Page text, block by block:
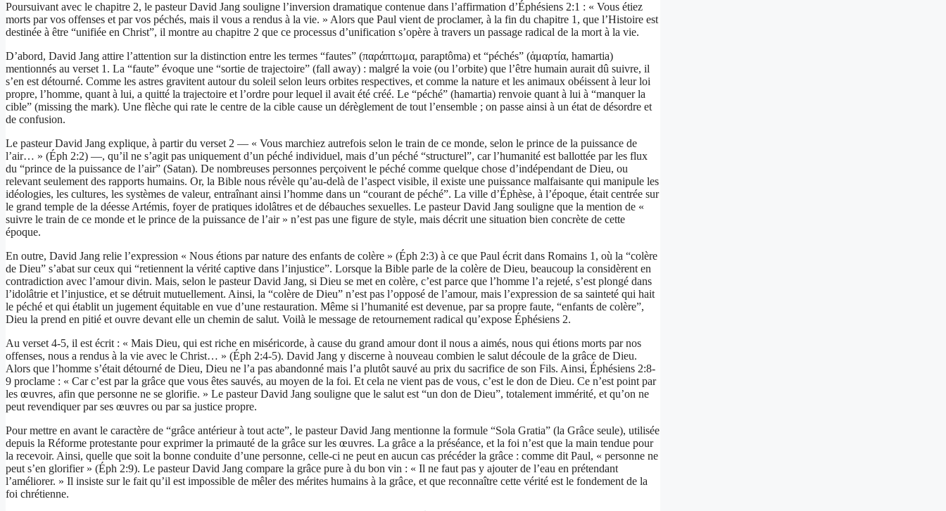
Poursuivant avec le chapitre 2, le pasteur David Jang souligne l’inversion dramatique contenue dans l’affirmation d’Éphésiens 2:1 : « Vous étiez
morts par vos offenses et par vos péchés, mais il vous a rendus à la vie. » Alors que Paul vient de proclamer, à la fin du chapitre 1, que l’Histoire est
destinée à être “unifiée en Christ”, il montre au chapitre 2 que ce processus d’unification s’opère à travers un passage radical de la mort à la vie.
D’abord, David Jang attire l’attention sur la distinction entre les termes “fautes” (παράπτωμα, paraptôma) et “péchés” (ἁμαρτία, hamartia)
mentionnés au verset 1. La “faute” évoque une “sortie de trajectoire” (fall away) : malgré la voie (ou l’orbite) que l’être humain aurait dû suivre, il
s’en est détourné. Comme les astres gravitent autour du soleil selon leurs orbites respectives, et comme la nature et les animaux obéissent à leur loi
propre, l’homme, quant à lui, a quitté la trajectoire et l’ordre pour lequel il avait été créé. Le “péché” (hamartia) renvoie quant à lui à “manquer la
cible” (missing the mark). Une flèche qui rate le centre de la cible cause un dérèglement de tout l’ensemble ; on passe ainsi à un état de désordre et
de confusion.
Le pasteur David Jang explique, à partir du verset 2 — « Vous marchiez autrefois selon le train de ce monde, selon le prince de la puissance de
l’air… » (Éph 2:2) —, qu’il ne s’agit pas uniquement d’un péché individuel, mais d’un péché “structurel”, car l’humanité est ballottée par les flux
du “prince de la puissance de l’air” (Satan). De nombreuses personnes perçoivent le péché comme quelque chose d’indépendant de Dieu, ou
relevant seulement des rapports humains. Or, la Bible nous révèle qu’au-delà de l’aspect visible, il existe une puissance malfaisante qui manipule les
idéologies, les cultures, les systèmes de valeur, entraînant ainsi l’homme dans un “courant de péché”. La ville d’Éphèse, à l’époque, était centrée sur
le grand temple de la déesse Artémis, foyer de pratiques idolâtres et de débauches sexuelles. Le pasteur David Jang souligne que la mention de «
suivre le train de ce monde et le prince de la puissance de l’air » n’est pas une figure de style, mais décrit une situation bien concrète de cette
époque.
En outre, David Jang relie l’expression « Nous étions par nature des enfants de colère » (Éph 2:3) à ce que Paul écrit dans Romains 1, où la “colère
de Dieu” s’abat sur ceux qui “retiennent la vérité captive dans l’injustice”. Lorsque la Bible parle de la colère de Dieu, beaucoup la considèrent en
contradiction avec l’amour divin. Mais, selon le pasteur David Jang, si Dieu se met en colère, c’est parce que l’homme l’a rejeté, s’est plongé dans
l’idolâtrie et l’injustice, et se détruit mutuellement. Ainsi, la “colère de Dieu” n’est pas l’opposé de l’amour, mais l’expression de sa sainteté qui hait
le péché et qui établit un jugement équitable en vue d’une restauration. Même si l’humanité est devenue, par sa propre faute, “enfants de colère”,
Dieu la prend en pitié et ouvre devant elle un chemin de salut. Voilà le message de retournement radical qu’expose Éphésiens 2.
Au verset 4-5, il est écrit : « Mais Dieu, qui est riche en miséricorde, à cause du grand amour dont il nous a aimés, nous qui étions morts par nos
offenses, nous a rendus à la vie avec le Christ… » (Éph 2:4-5). David Jang y discerne à nouveau combien le salut découle de la grâce de Dieu.
Alors que l’homme s’était détourné de Dieu, Dieu ne l’a pas abandonné mais l’a plutôt sauvé au prix du sacrifice de son Fils. Ainsi, Éphésiens 2:8-
9 proclame : « Car c’est par la grâce que vous êtes sauvés, au moyen de la foi. Et cela ne vient pas de vous, c’est le don de Dieu. Ce n’est point par
les œuvres, afin que personne ne se glorifie. » Le pasteur David Jang souligne que le salut est “un don de Dieu”, totalement immérité, et qu’on ne
peut revendiquer par ses œuvres ou par sa justice propre.
Pour mettre en avant le caractère de “grâce antérieur à tout acte”, le pasteur David Jang mentionne la formule “Sola Gratia” (la Grâce seule), utilisée
depuis la Réforme protestante pour exprimer la primauté de la grâce sur les œuvres. La grâce a la préséance, et la foi n’est que la main tendue pour
la recevoir. Ainsi, quelle que soit la bonne conduite d’une personne, celle-ci ne peut en aucun cas précéder la grâce : comme dit Paul, « personne ne
peut s’en glorifier » (Éph 2:9). Le pasteur David Jang compare la grâce pure à du bon vin : « Il ne faut pas y ajouter de l’eau en prétendant
l’améliorer. » Il insiste sur le fait qu’il est impossible de mêler des mérites humains à la grâce, et que reconnaître cette vérité est le fondement de la
foi chrétienne.